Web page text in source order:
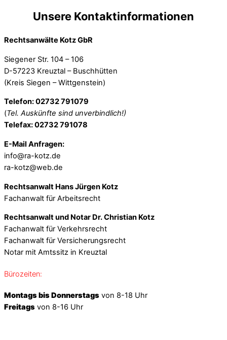
Unsere Kontaktinformationen
Rechtsanwälte Kotz GbR
Siegener Str. 104 – 106
D-57223 Kreuztal – Buschhütten
(Kreis Siegen – Wittgenstein)
Telefon: 02732 791079
(Tel. Auskünfte sind unverbindlich!)
Telefax: 02732 791078
E-Mail Anfragen:
info@ra-kotz.de
ra-kotz@web.de
Rechtsanwalt Hans Jürgen Kotz
Fachanwalt für Arbeitsrecht
Rechtsanwalt und Notar Dr. Christian Kotz
Fachanwalt für Verkehrsrecht
Fachanwalt für Versicherungsrecht
Notar mit Amtssitz in Kreuztal
Bürozeiten:
Montags bis Donnerstags von 8-18 Uhr
Freitags von 8-16 Uhr